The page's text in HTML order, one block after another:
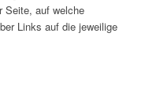
Seite, auf welche
Links auf die jeweilige